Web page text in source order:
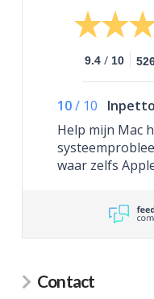
9.4 / 10
10/ 10
Inpetto
Help mijn Mac
waar zelfs
Contact